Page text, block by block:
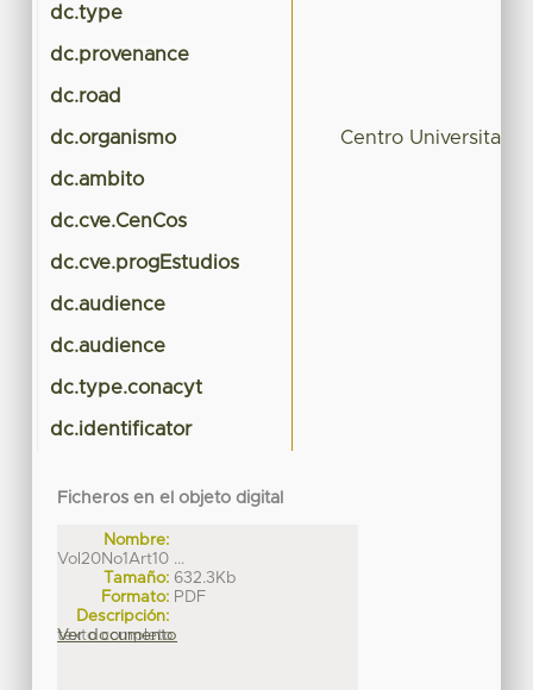
dc.type
dc.provenance
dc.road
dc.organismo Centro Universitario
dc.ambito
dc.cve.CenCos
dc.cve.progEstudios
dc.audience
dc.audience
dc.type.conacyt
dc.identificator
Ficheros en el objeto digital
Nombre:
Vol20No1Art10 ...
Tamaño: 632.3Kb
Formato: PDF
Descripción:
texto completo
Ver documento